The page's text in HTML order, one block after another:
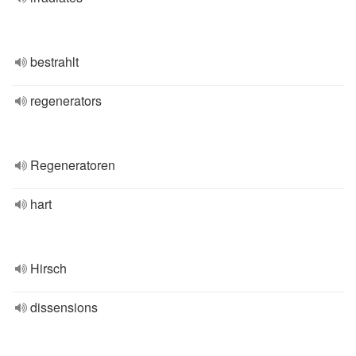
bestrahlt
regenerators
Regeneratoren
hart
Hirsch
dissensions